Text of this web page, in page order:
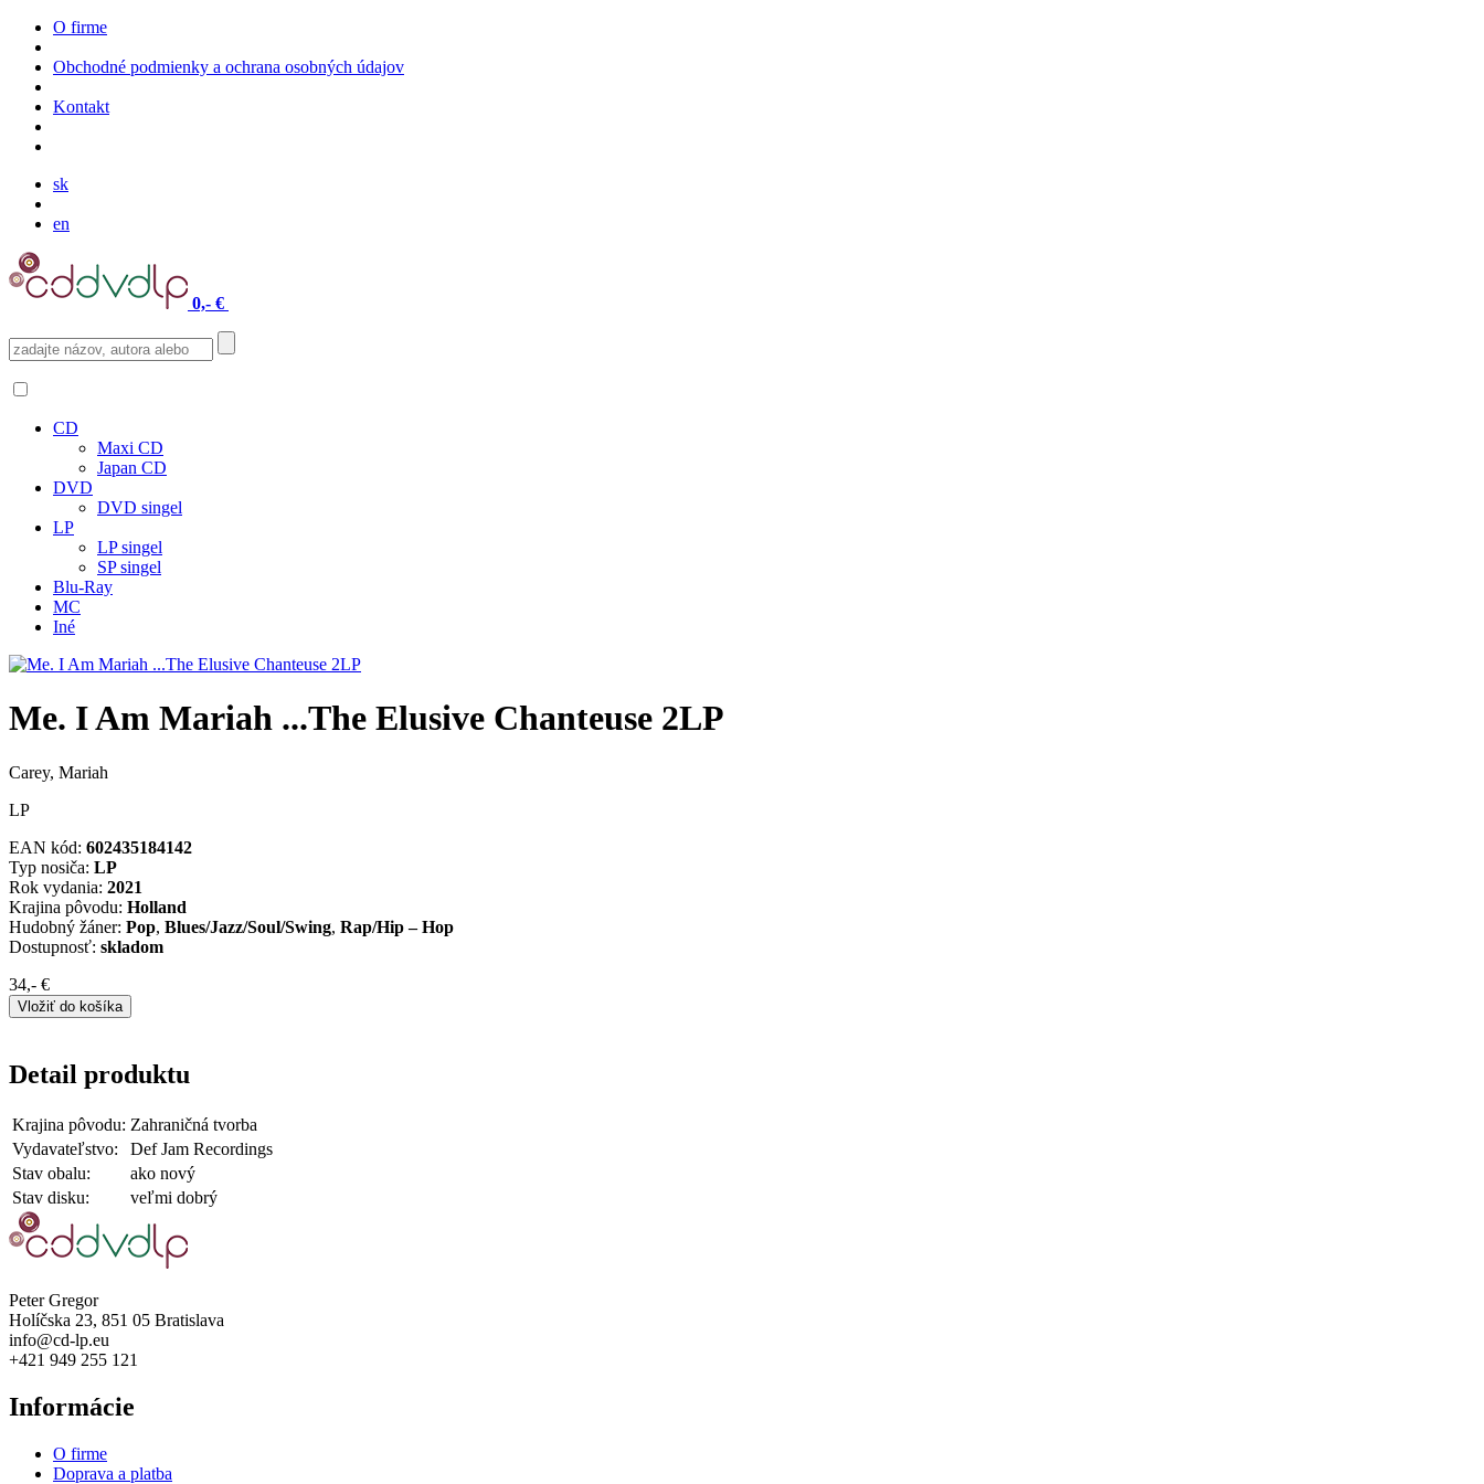
O firme
Obchodné podmienky a ochrana osobných údajov
Kontakt
sk
en
0,- €
CD
Maxi CD
Japan CD
DVD
DVD singel
LP
LP singel
SP singel
Blu-Ray
MC
Iné
Me. I Am Mariah ...The Elusive Chanteuse 2LP
Carey, Mariah
LP
EAN kód: 602435184142
Typ nosiča: LP
Rok vydania: 2021
Krajina pôvodu: Holland
Hudobný žáner: Pop, Blues/Jazz/Soul/Swing, Rap/Hip – Hop
Dostupnosť: skladom
34,- €
Detail produktu
Krajina pôvodu: Zahraničná tvorba
Vydavateľstvo:
Def Jam Recordings
Stav obalu:
ako nový
Stav disku:
veľmi dobrý
Peter Gregor
Holíčska 23, 851 05 Bratislava
info@cd-lp.eu
+421 949 255 121
Informácie
O firme
Doprava a platba